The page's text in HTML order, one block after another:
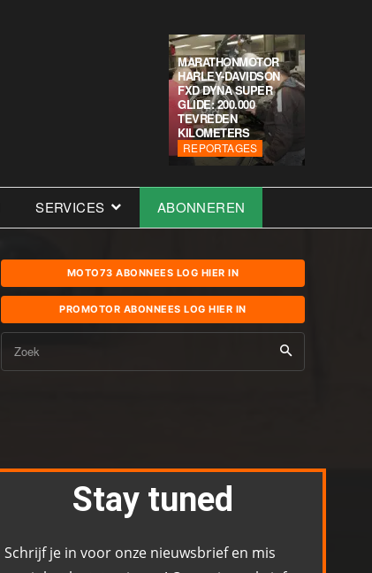
MARATHONMOTOR
HARLEY-DAVIDSON
FXD DYNA SUPER
GLIDE: 200.000
TEVREDEN
KILOMETERS
REPORTAGES
SERVICES ABONNEREN
MOTO73 ABONNEES LOG HIER IN
PROMOTOR ABONNEES LOG HIER IN
Zoek
Stay tuned
Schrijf je in voor onze nieuwsbrief en mis